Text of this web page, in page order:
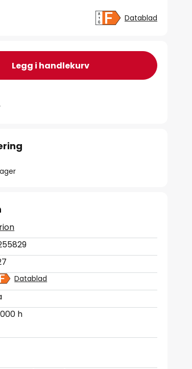
Datablad
Legg i handlekurv
Datablad
h